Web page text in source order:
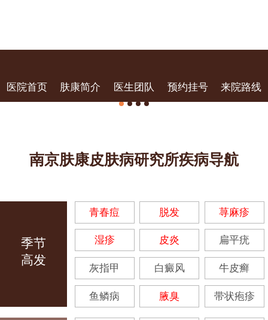
医院首页 肤康简介 医生团队 预约挂号 来院路线
南京肤康皮肤病研究所疾病导航
季节
高发
青春痘 脱发 荨麻疹
湿疹 皮炎 扁平疣
灰指甲 白癜风 牛皮癣
鱼鳞病 腋臭 带状疱疹